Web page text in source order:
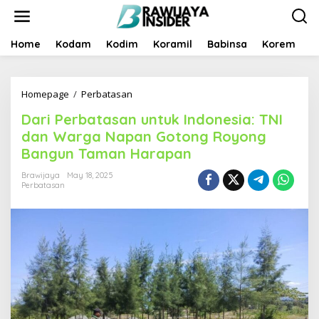
t
Home Kodam Kodim Koramil Babinsa Korem
Homepage / Perbatasan
r
i
P
e
t
a
n
u
n
t
u
Dari Perbatasan untuk Indonesia: TNI
dan Warga Napan Gotong Royong
Bangun Taman Harapan
Brawijaya
May 18, 2025
Perbatasan